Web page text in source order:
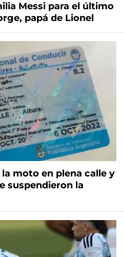
Messi para el último
papá de Lionel
moto en plena calle y
suspendieron la